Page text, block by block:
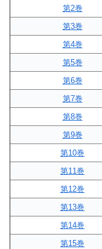
第2巻
第3巻
第4巻
第5巻
第6巻
第7巻
第8巻
第9巻
第10巻
第11巻
第12巻
第13巻
第14巻
第15巻